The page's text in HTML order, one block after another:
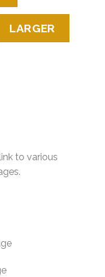
LARGER
to various